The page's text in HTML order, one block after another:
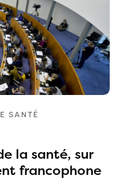
SANTÉ
la santé, sur
francophone